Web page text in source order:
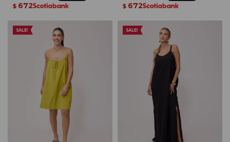
$ 672 $ 672